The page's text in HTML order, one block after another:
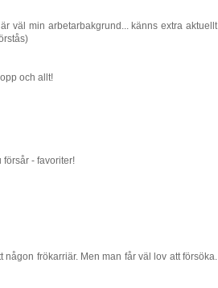
väl min arbetarbakgrund... känns extra aktuellt
och allt!
- favoriter!
frökarriär. Men man får väl lov att försöka.